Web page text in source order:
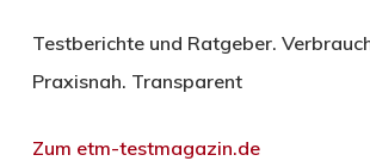
Testberichte und Ratgeber.
Praxisnah. Transparent
Zum etm-testmagazin.de